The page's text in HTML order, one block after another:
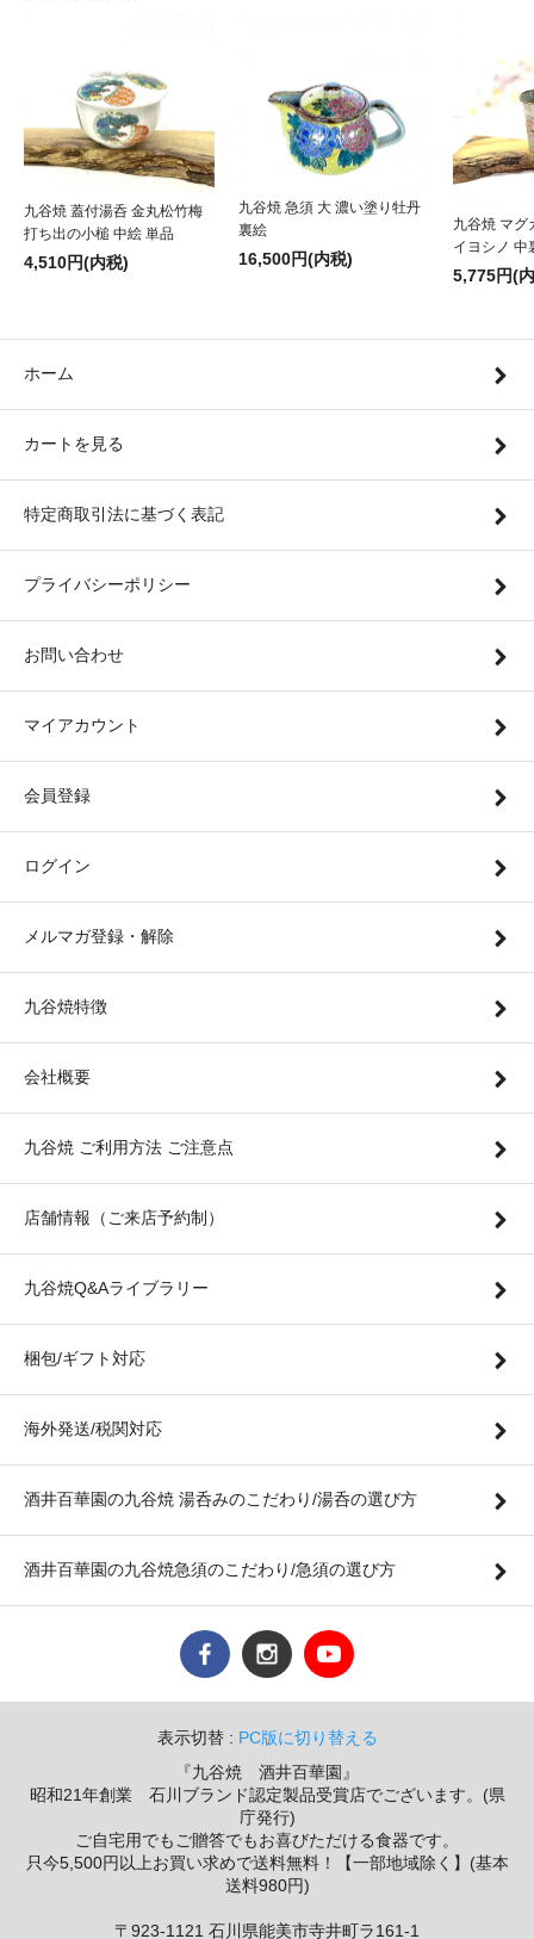
九谷焼 蓋付湯呑 金丸松竹梅
打ち出の小槌 中絵 単品
4,510円(内税)
九谷焼 急須 大 濃い塗り牡丹
裏絵
16,500円(内税)
九谷焼 マグ
イヨシノ 中
5,775円(
ホーム
カートを見る
特定商取引法に基づく表記
プライバシーポリシー
お問い合わせ
マイアカウント
会員登録
ログイン
メルマガ登録・解除
九谷焼特徴
会社概要
九谷焼 ご利用方法 ご注意点
店舗情報（ご来店予約制）
九谷焼Q&Aライブラリー
梱包/ギフト対応
海外発送/税関対応
酒井百華園の九谷焼 湯呑みのこだわり/湯呑の選び方
酒井百華園の九谷焼急須のこだわり/急須の選び方
表示切替 : PC版に切り替える
『九谷焼 酒井百華園』
昭和21年創業 石川ブランド認定製品受賞店でございます。(県
庁発行)
ご自宅用でもご贈答でもお喜びただける食器です。
只今5,500円以上お買い求めで送料無料！【一部地域除く】(基本
送料980円)
〒923-1121 石川県能美市寺井町ラ161-1